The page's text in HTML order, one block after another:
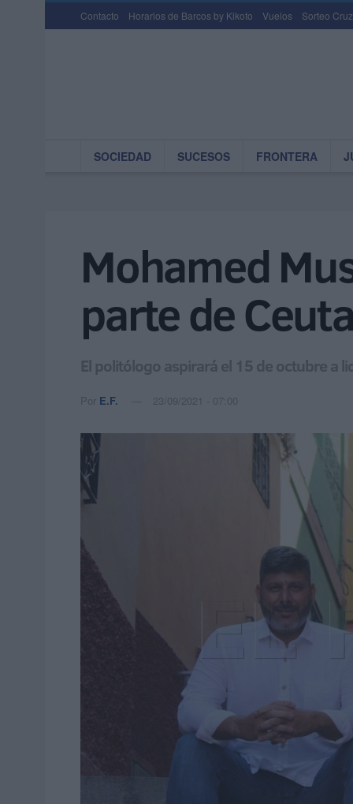
Contacto Horarios de Barcos by Kikoto Vuelos Sorteo
SOCIEDAD SUCESOS FRONTERA
Mohamed
parte de
El politólogo aspirará el 15 de octubre a
Por E.F. 23/09/2021 - 07:00